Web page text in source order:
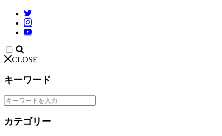
CLOSE
キーワード
カテゴリー